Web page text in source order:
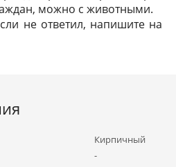
можно с животными.
не ответил, напишите на
Кирпичный
-